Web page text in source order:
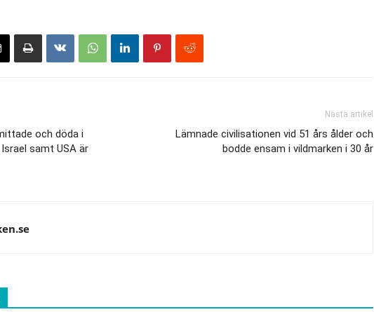
och döda i
samt USA är
Nästa artikel
Lämnade civilisationen vid 51 års ålder och
bodde ensam i vildmarken i 30 år